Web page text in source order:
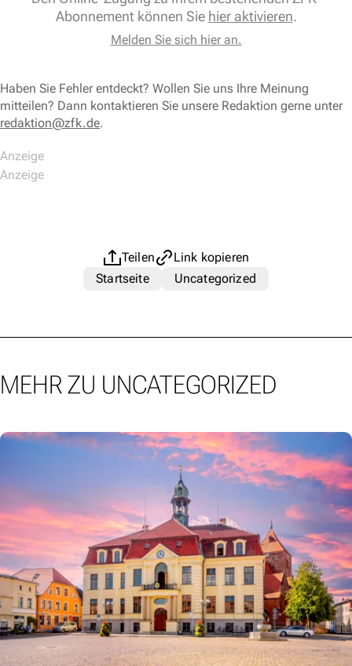
Abonnement können Sie hier aktivieren.
Melden Sie sich hier an.
Haben Sie Fehler entdeckt? Wollen Sie uns Ihre Meinung
mitteilen? Dann kontaktieren Sie unsere Redaktion gerne unter
redaktion@zfk.de.
Teilen
Link kopieren
Startseite
Uncategorized
MEHR ZU UNCATEGORIZED